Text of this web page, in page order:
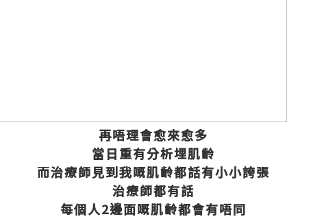
再唔理會愈來愈多
當日重有分析埋肌齡
而治療師見到我嘅肌齡都話有小小誇張
治療師都有話
每個人2邊面嘅肌齡都會有唔同